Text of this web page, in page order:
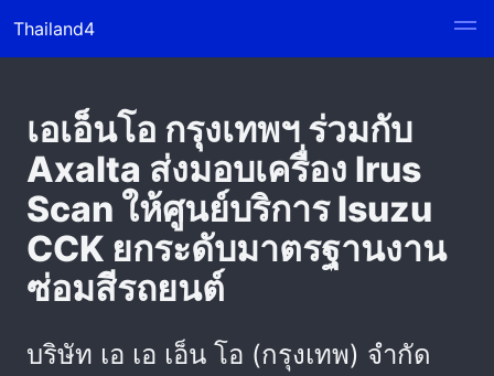
Thailand4
เอเอ็นโอ กรุงเทพฯ ร่วมกับ
Axalta ส่งมอบเครื่อง Irus
Scan ให้ศูนย์บริการ Isuzu
CCK ยกระดับมาตรฐานงาน
ซ่อมสีรถยนต์
บริษัท เอ เอ เอ็น โอ (กรุงเทพ) จำกัด